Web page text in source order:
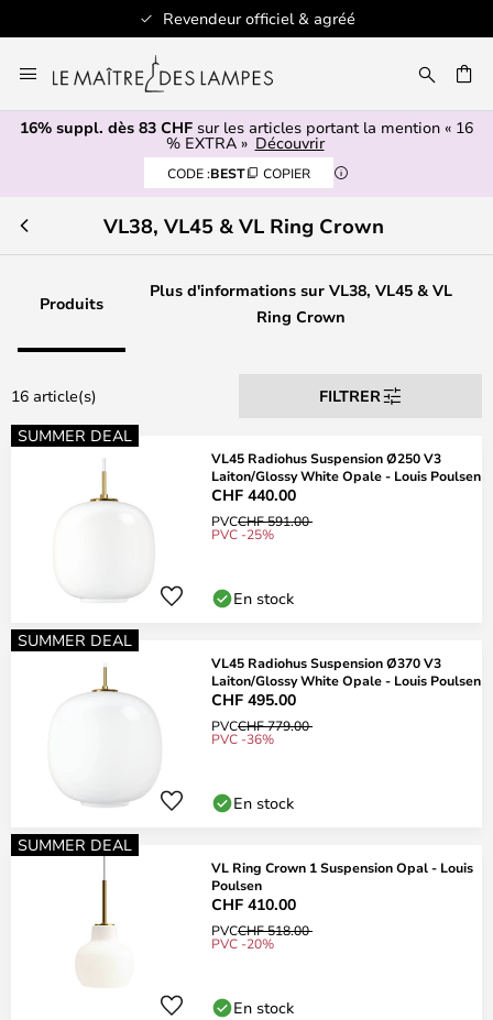
Revendeur officiel & agréé
au
contenu
16% suppl. dès 83 CHF sur les articles portant la mention « 16
% EXTRA » Découvrir
CODE :BEST COPIER
VL38, VL45 & VL Ring Crown
Produits
Plus d'informations sur VL38, VL45 & VL
Ring Crown
16 article(s)
FILTRER
SUMMER DEAL
VL45 Radiohus Suspension Ø250 V3
Laiton/Glossy White Opale - Louis Poulsen
CHF 440.00
PVCCHF 591.00
PVC -25%
En stock
SUMMER DEAL
VL45 Radiohus Suspension Ø370 V3
Laiton/Glossy White Opale - Louis Poulsen
CHF 495.00
PVCCHF 779.00
PVC -36%
En stock
SUMMER DEAL
VL Ring Crown 1 Suspension Opal - Louis
Poulsen
CHF 410.00
PVCCHF 518.00
PVC -20%
En stock